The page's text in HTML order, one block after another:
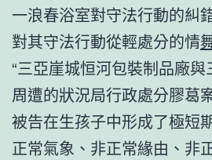
一浪春浴室對守法行動的糾
對其守法行動從輕處分的情
“三亞崖城恒河包裝制品廠
周遭的狀況局行政處分膠葛
被告在生孩子中形成了極短
正常氣象、非正常緣由、非